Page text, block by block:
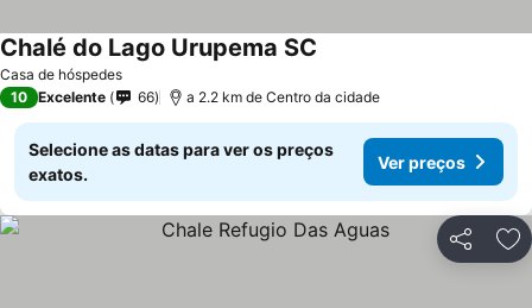
Casa de hóspedes
Chalé do Lago Urupema SC
10 Excelente 66 a 2.2 km de Centro da cidade
Selecione as datas para ver os preços
exatos.
Ver preços
Partilhar